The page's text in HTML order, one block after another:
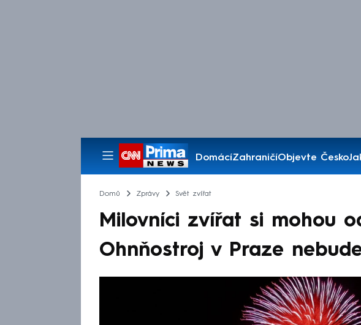
DomácíZahraničíObjevte Česko
Pořady
Domů Zprávy Svět zvířat
Milovníci zvířat si mohou
Ohnňostroj v Praze